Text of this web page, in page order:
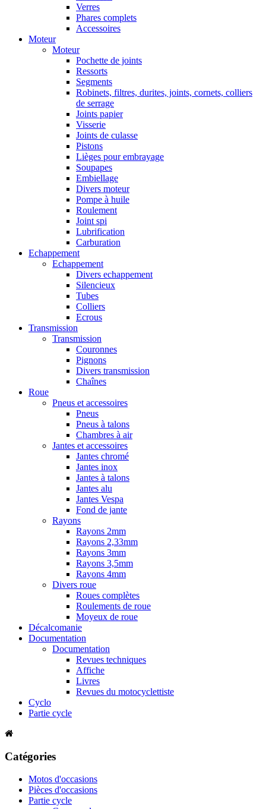
Verres
Phares complets
Accessoires
Moteur
Moteur
Pochette de joints
Ressorts
Segments
Robinets, filtres, durites, joints, cornets, colliers
de serrage
Joints papier
Visserie
Joints de culasse
Pistons
Lièges pour embrayage
Soupapes
Embiellage
Divers moteur
Pompe à huile
Roulement
Joint spi
Lubrification
Carburation
Echappement
Echappement
Divers echappement
Silencieux
Tubes
Colliers
Ecrous
Transmission
Transmission
Couronnes
Pignons
Divers transmission
Chaînes
Roue
Pneus et accessoires
Pneus
Pneus à talons
Chambres à air
Jantes et accessoires
Jantes chromé
Jantes inox
Jantes à talons
Jantes alu
Jantes Vespa
Fond de jante
Rayons
Rayons 2mm
Rayons 2,33mm
Rayons 3mm
Rayons 3,5mm
Rayons 4mm
Divers roue
Roues complètes
Roulements de roue
Moyeux de roue
Décalcomanie
Documentation
Documentation
Revues techniques
Affiche
Livres
Revues du motocyclettiste
Cyclo
Partie cycle
Catégories
Motos d'occasions
Pièces d'occasions
Partie cycle